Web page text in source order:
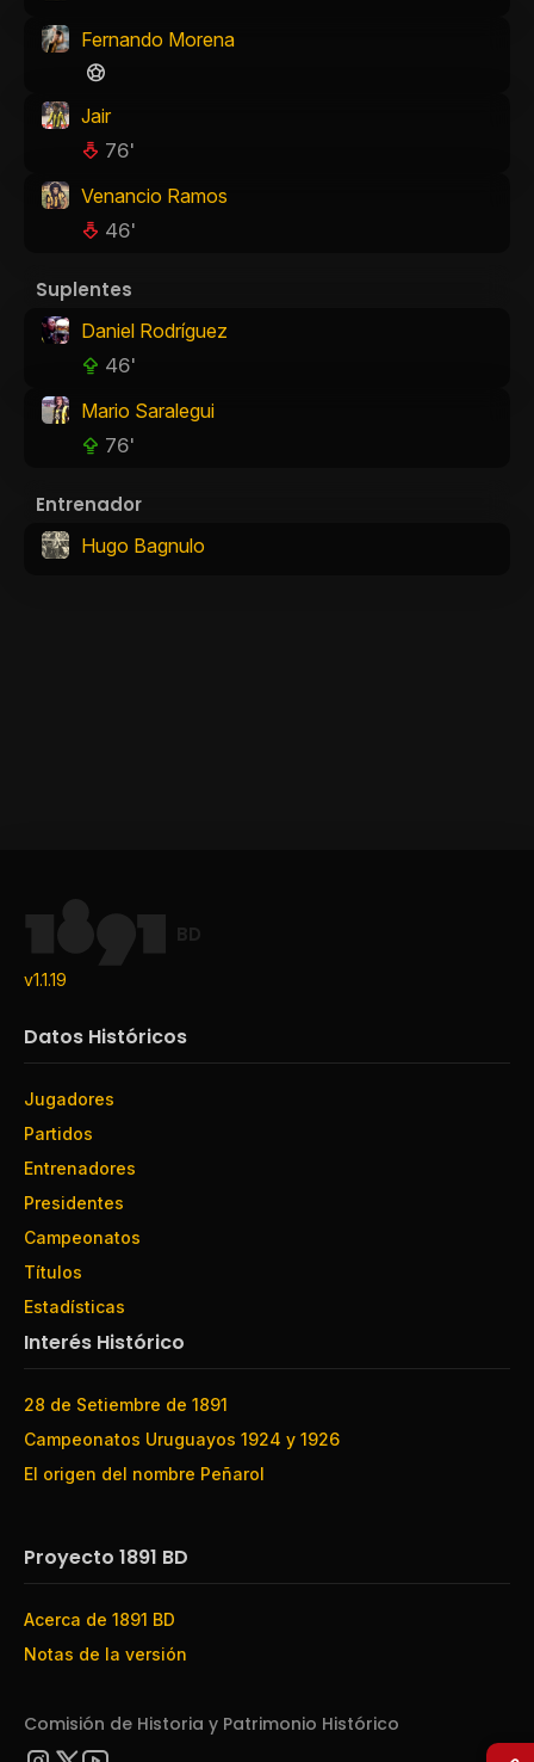
Fernando Morena
Jair
76'
Venancio Ramos
46'
Suplentes
Daniel Rodríguez
46'
Mario Saralegui
76'
Entrenador
Hugo Bagnulo
BD
v1.1.19
Datos Históricos
Jugadores
Partidos
Entrenadores
Presidentes
Campeonatos
Títulos
Estadísticas
Interés Histórico
28 de Setiembre de 1891
Campeonatos Uruguayos 1924 y 1926
El origen del nombre Peñarol
Proyecto 1891 BD
Acerca de 1891 BD
Notas de la versión
Comisión de Historia y Patrimonio Histórico